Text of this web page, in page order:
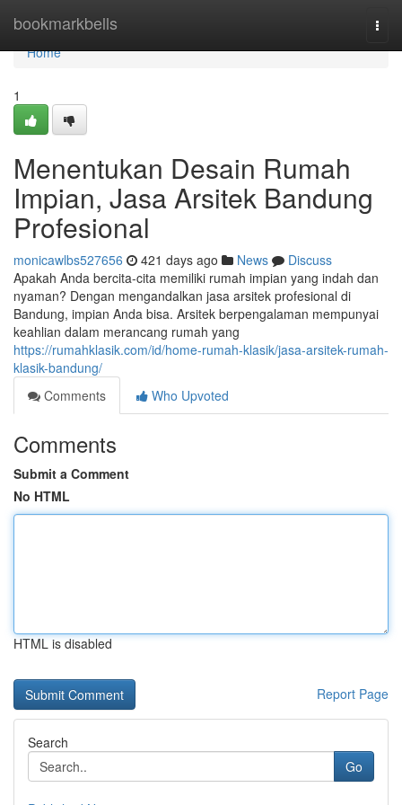
bookmarkbells
Home
Home
1
Menentukan Desain Rumah
Impian, Jasa Arsitek Bandung
Profesional
monicawlbs527656 421 days ago News
Discuss
Apakah Anda bercita-cita memiliki rumah impian yang indah dan
nyaman? Dengan mengandalkan jasa arsitek profesional di
Bandung, impian Anda bisa. Arsitek berpengalaman mempunyai
keahlian dalam merancang rumah yang
https://rumahklasik.com/id/home-rumah-klasik/jasa-arsitek-rumah-
klasik-bandung/
Comments
Who Upvoted
Comments
Submit a Comment
No HTML
HTML is disabled
Report Page
Search
Go